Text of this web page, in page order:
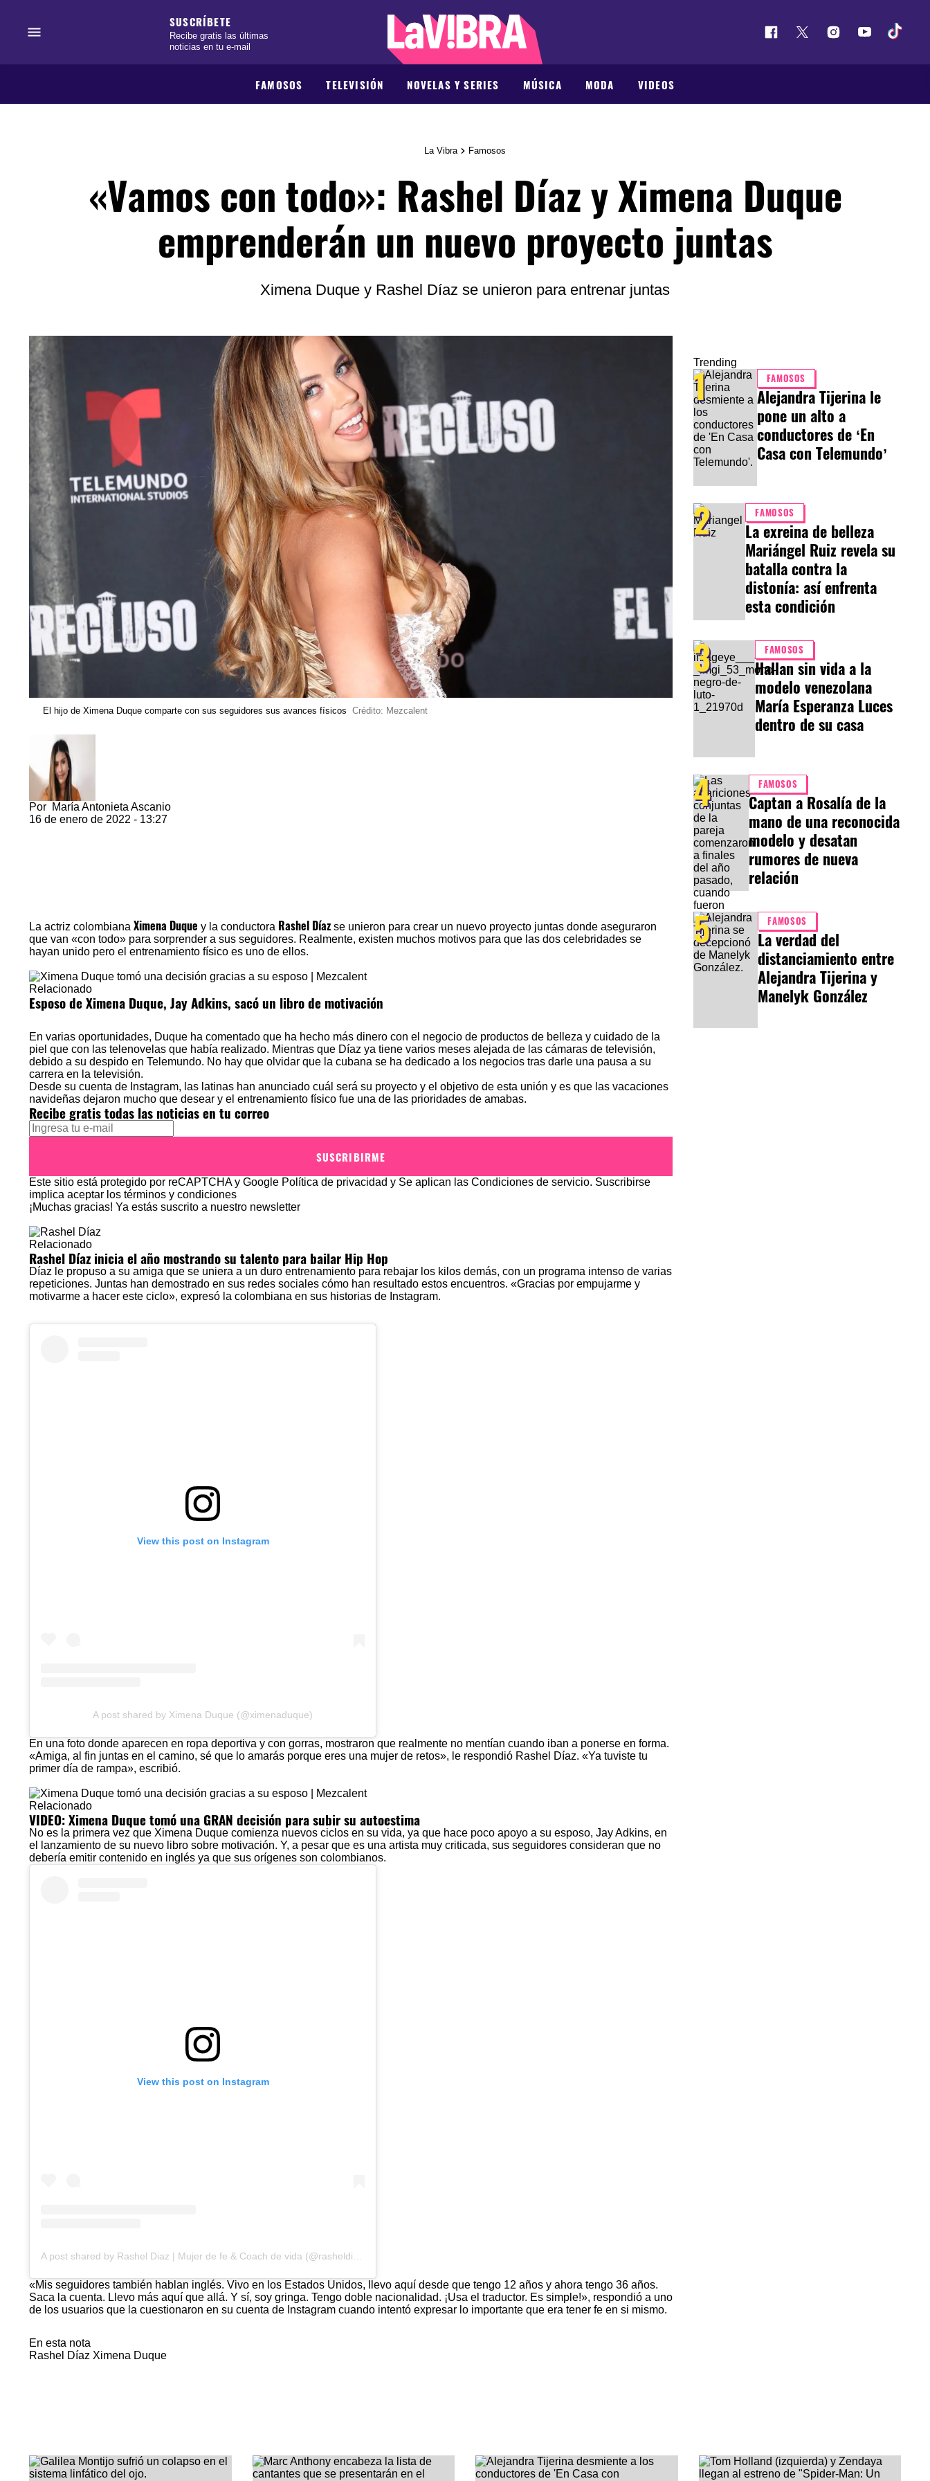
SUSCRÍBETE
Recibe gratis las últimas
noticias en tu e-mail
FAMOSOS TELEVISIÓN NOVELAS Y SERIES MÚSICA MODA VIDEOS
La Vibra Famosos
«Vamos con todo»: Rashel Díaz y Ximena Duque
emprenderán un nuevo proyecto juntas
Ximena Duque y Rashel Díaz se unieron para entrenar juntas
El hijo de Ximena Duque comparte con sus seguidores sus avances físicos Crédito: Mezcalent
Por María Antonieta Ascanio
16 de enero de 2022 - 13:27
La actriz colombiana Ximena Duque y la conductora Rashel Díaz se unieron para crear un nuevo proyecto juntas donde aseguraron
que van «con todo» para sorprender a sus seguidores. Realmente, existen muchos motivos para que las dos celebridades se
hayan unido pero el entrenamiento físico es uno de ellos.
Relacionado
Esposo de Ximena Duque, Jay Adkins, sacó un libro de motivación
En varias oportunidades, Duque ha comentado que ha hecho más dinero con el negocio de productos de belleza y cuidado de la
piel que con las telenovelas que había realizado. Mientras que Díaz ya tiene varios meses alejada de las cámaras de televisión,
debido a su despido en Telemundo. No hay que olvidar que la cubana se ha dedicado a los negocios tras darle una pausa a su
carrera en la televisión.
Desde su cuenta de Instagram, las latinas han anunciado cuál será su proyecto y el objetivo de esta unión y es que las vacaciones
navideñas dejaron mucho que desear y el entrenamiento físico fue una de las prioridades de amabas.
Recibe gratis todas las noticias en tu correo
SUSCRIBIRME
Este sitio está protegido por reCAPTCHA y Google Política de privacidad y Se aplican las Condiciones de servicio. Suscribirse
implica aceptar los términos y condiciones
¡Muchas gracias! Ya estás suscrito a nuestro newsletter
Relacionado
Rashel Díaz inicia el año mostrando su talento para bailar Hip Hop
Díaz le propuso a su amiga que se uniera a un duro entrenamiento para rebajar los kilos demás, con un programa intenso de varias
repeticiones. Juntas han demostrado en sus redes sociales cómo han resultado estos encuentros. «Gracias por empujarme y
motivarme a hacer este ciclo», expresó la colombiana en sus historias de Instagram.
View this post on Instagram
A post shared by Ximena Duque (@ximenaduque)
En una foto donde aparecen en ropa deportiva y con gorras, mostraron que realmente no mentían cuando iban a ponerse en forma.
«Amiga, al fin juntas en el camino, sé que lo amarás porque eres una mujer de retos», le respondió Rashel Díaz. «Ya tuviste tu
primer día de rampa», escribió.
Relacionado
VIDEO: Ximena Duque tomó una GRAN decisión para subir su autoestima
No es la primera vez que Ximena Duque comienza nuevos ciclos en su vida, ya que hace poco apoyo a su esposo, Jay Adkins, en
el lanzamiento de su nuevo libro sobre motivación. Y, a pesar que es una artista muy criticada, sus seguidores consideran que no
debería emitir contenido en inglés ya que sus orígenes son colombianos.
View this post on Instagram
«Mis seguidores también hablan inglés. Vivo en los Estados Unidos, llevo aquí desde que tengo 12 años y ahora tengo 36 años.
Saca la cuenta. Llevo más aquí que allá. Y sí, soy gringa. Tengo doble nacionalidad. ¡Usa el traductor. Es simple!», respondió a uno
de los usuarios que la cuestionaron en su cuenta de Instagram cuando intentó expresar lo importante que era tener fe en si mismo.
En esta nota
Rashel Díaz Ximena Duque
Trending
1 FAMOSOS
Alejandra Tijerina le
pone un alto a
conductores de ‘En
Casa con Telemundo’
2 FAMOSOS
La exreina de belleza
Mariángel Ruiz revela su
batalla contra la
distonía: así enfrenta
esta condición
3 FAMOSOS
Hallan sin vida a la
modelo venezolana
María Esperanza Luces
dentro de su casa
4 FAMOSOS
Captan a Rosalía de la
mano de una reconocida
modelo y desatan
rumores de nueva
relación
5 FAMOSOS
La verdad del
distanciamiento entre
Alejandra Tijerina y
Manelyk González